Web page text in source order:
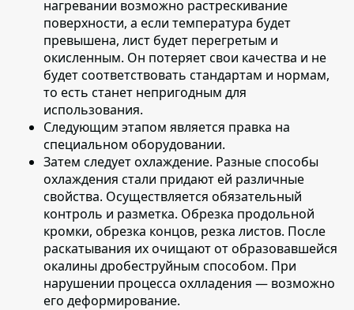
нагревании возможно растрескивание
поверхности, а если температура будет
превышена, лист будет перегретым и
окисленным. Он потеряет свои качества и не
будет соответствовать стандартам и нормам,
то есть станет непригодным для
использования.
Следующим этапом является правка на
специальном оборудовании.
Затем следует охлаждение. Разные способы
охлаждения стали придают ей различные
свойства. Осуществляется обязательный
контроль и разметка. Обрезка продольной
кромки, обрезка концов, резка листов. После
раскатывания их очищают от образовавшейся
окалины дробеструйным способом. При
нарушении процесса охлладения — возможно
его деформирование.